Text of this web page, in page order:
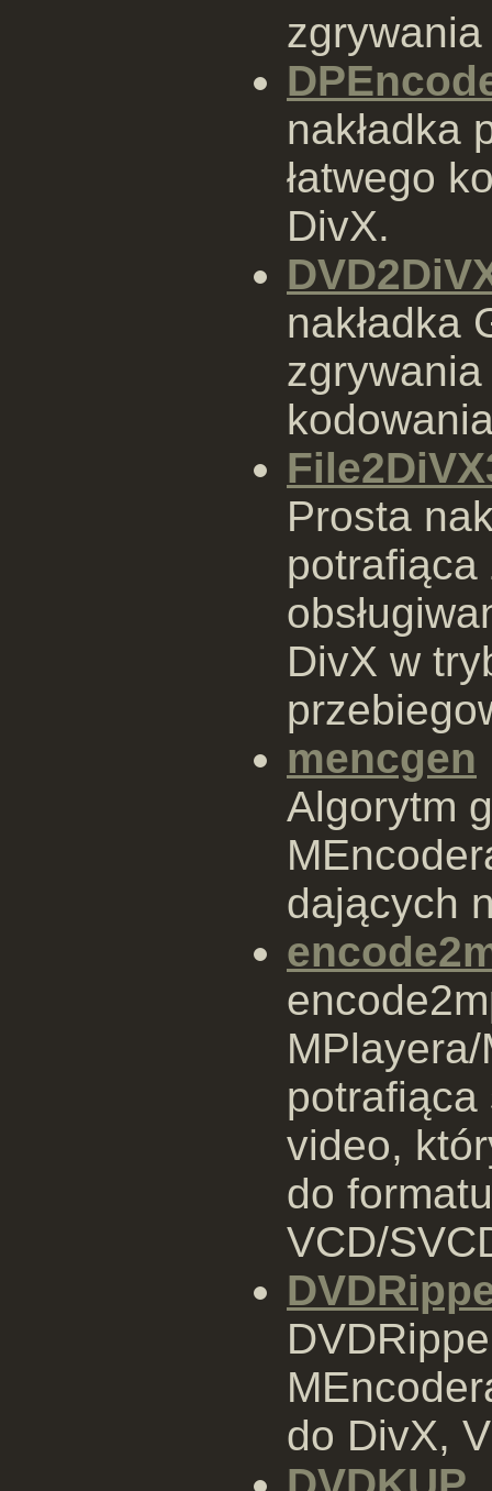
nakładka
łatwego
DivX.
nakładka
zgrywania
Prosta
DivX w
mencgen
Algorytm
dających
video,
do
VCD/
do DivX,